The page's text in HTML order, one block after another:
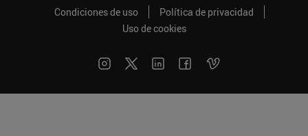
Condiciones de uso
Política de privacidad
Uso de cookies